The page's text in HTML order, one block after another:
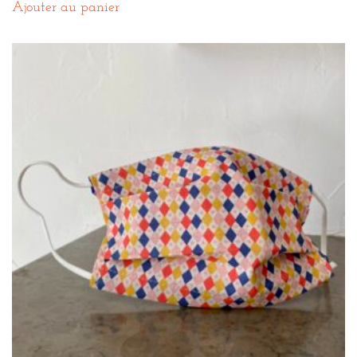
Ajouter au panier